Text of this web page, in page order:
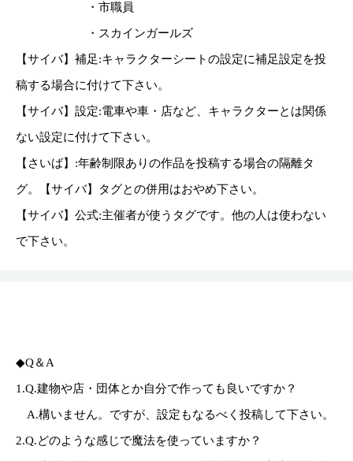
・市職員
・スカインガールズ
【サイバ】補足:キャラクターシートの設定に補足設定を投
稿する場合に付けて下さい。
【サイバ】設定:電車や車・店など、キャラクターとは関係
ない設定に付けて下さい。
【さいば】:年齢制限ありの作品を投稿する場合の隔離タ
グ。【サイバ】タグとの併用はおやめ下さい。
【サイバ】公式:主催者が使うタグです。他の人は使わない
で下さい。
◆Q＆A
1.Q.建物や店・団体とか自分で作っても良いですか？
A.構いません。ですが、設定もなるべく投稿して下さい。
2.Q.どのような感じで魔法を使っていますか？